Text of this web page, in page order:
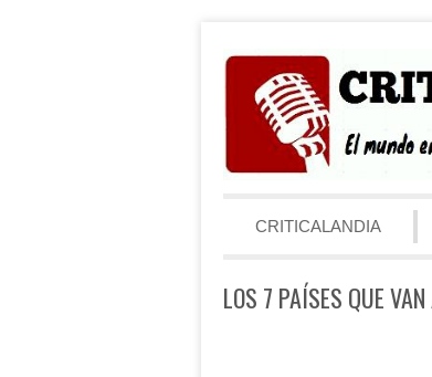
Menú
CRITICALANDIA
LOS 7 PAÍSES QUE